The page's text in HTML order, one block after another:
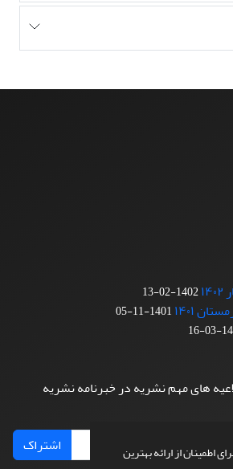
اطمینان از ارائه بهترین
1402-02-13
۱۴۰۱ 1401-11-05
های مهم نشریه در خبرنامه نشریه
اشتراک